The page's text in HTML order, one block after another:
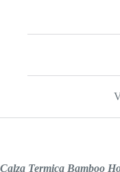
Calza Termica Bamboo